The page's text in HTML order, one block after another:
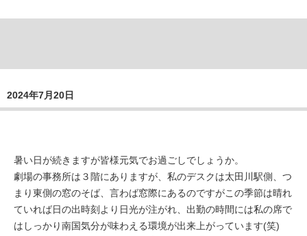
2024年7月20日
暑い日が続きますが皆様元気でお過ごしでしょうか。
劇場の事務所は３階にありますが、私のデスクは太田川駅側、つ
まり東側の窓のそば、言わば窓際にあるのですがこの季節は晴れ
ていれば日の出時刻より日光が注がれ、出勤の時間には私の席で
はしっかり南国気分が味わえる環境が出来上がっています(笑)